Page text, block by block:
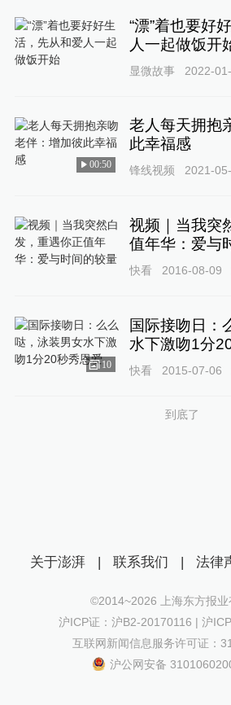
“漂”着也要好
人一起做饭开
显微故事 2022-
00:50
老人每天拥抱
此幸福感
锋线视频 2021-
视频｜当我突
值年华：爱与
快看 2016-08-09
10
国际接吻日：
水下激吻1分
快看 2015-07-06
到底了
关于澎湃 | 联系我们 | 法律
©2014~2026 上海东方报
沪ICP证：沪B2-20170116 | 沪
互联网新闻信息服务许可证：
沪公网安备